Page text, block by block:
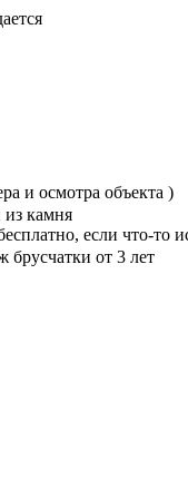
и осмотра объекта )
из камня
если что-то
брусчатки от 3 лет